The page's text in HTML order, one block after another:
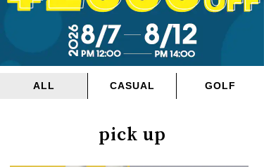
ALL CASUAL GOLF
pick up